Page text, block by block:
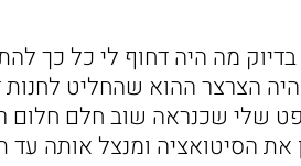
בדיוק מה היה דחוף לי כל כך
היה הצרצר ההוא שהחליט
שלי שכנראה שוב חלם חלום
את הסיטואציה ומנצל אותה עד